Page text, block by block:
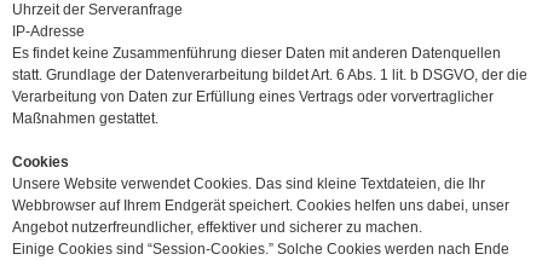
Uhrzeit der Serveranfrage
IP-Adresse
Es findet keine Zusammenführung dieser Daten mit anderen Datenquellen
statt. Grundlage der Datenverarbeitung bildet Art. 6 Abs. 1 lit. b DSGVO, der die
Verarbeitung von Daten zur Erfüllung eines Vertrags oder vorvertraglicher
Maßnahmen gestattet.
Cookies
Unsere Website verwendet Cookies. Das sind kleine Textdateien, die Ihr
Webbrowser auf Ihrem Endgerät speichert. Cookies helfen uns dabei, unser
Angebot nutzerfreundlicher, effektiver und sicherer zu machen.
Einige Cookies sind “Session-Cookies.” Solche Cookies werden nach Ende